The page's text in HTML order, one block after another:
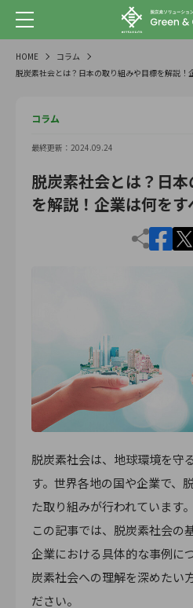
HOME
コラム
脱炭素社会とは？日本の取り組みや目標を解説！
コラム
最終更新：2024.09.24
脱炭素社会とは？日
を解説！企業は何をす
脱炭素社会は、地球環境を守
す。世界各地の国や企業で、
た取り組みが行われています。
この記事では、脱炭素社会の
企業における具体的な事例に
炭素社会への理解を深めたい
ださい。